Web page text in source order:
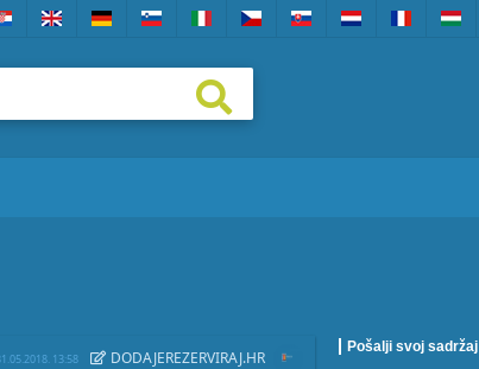
Pošalji svoj sadržaj
13:58 DODAJEREZERVIRAJ.HR